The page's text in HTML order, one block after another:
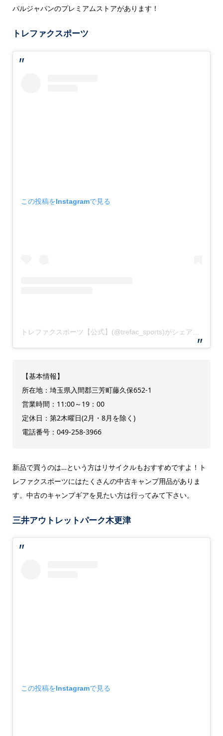
パルジャパンのプレミアムストアがあります！
トレファクスポーツ
この投稿をInstagramで見る
【基本情報】
所在地：埼玉県入間郡三芳町藤久保652-1
営業時間：11:00～19：00
定休日：第2木曜日(2月・8月を除く)
電話番号：049-258-3966
新品で買うのは…という方はリサイクルもおすすめですよ！ト
レファクスポーツにはたくさんの中古キャンプ用品がありま
す。中古のキャンプギアを見たい方は行ってみて下さい。
三井アウトレットパーク木更津
この投稿をInstagramで見る